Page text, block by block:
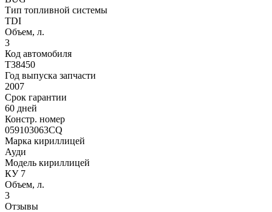
Тип топливной системы
TDI
Объем, л.
3
Код автомобиля
T38450
Год выпуска запчасти
2007
Срок гарантии
60 дней
Констр. номер
059103063CQ
Марка кириллицей
Ауди
Модель кириллицей
КУ 7
Объем, л.
3
Отзывы